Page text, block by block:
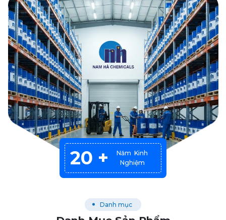
20 +
Năm Kinh
Nghiệm
Danh mục